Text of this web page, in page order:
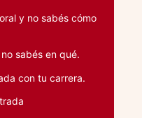
y no sabés cómo
sabés en qué.
con tu carrera.